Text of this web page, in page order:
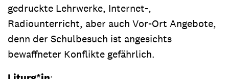
gedruckte Lehrwerke, Internet-,
Radiounterricht, aber auch Vor-Ort Angebote,
denn der Schulbesuch ist angesichts
bewaffneter Konflikte gefährlich.